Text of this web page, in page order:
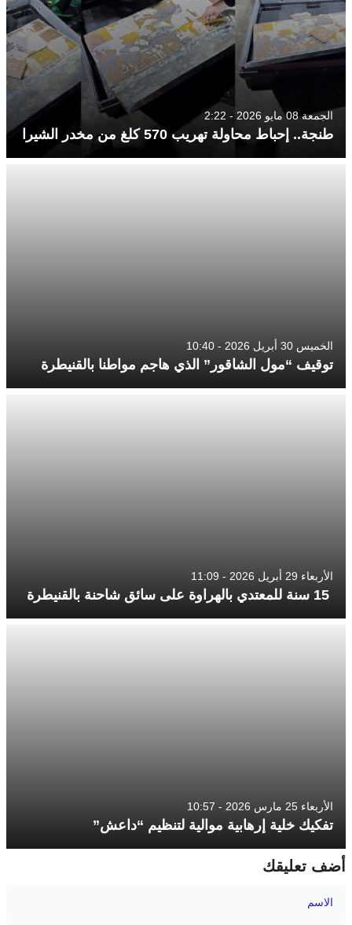
الجمعة 08 مايو 2026 - 2:22
طنجة.. إحباط محاولة تهريب 570 كلغ من مخدر الشيرا
الخميس 30 أبريل 2026 - 10:40
توقيف “مول الشاقور” الذي هاجم مواطنا بالقنيطرة
الأربعاء 29 أبريل 2026 - 11:09
الأربعاء 25 مارس 2026 - 10:57
تفكيك خلية إرهابية موالية لتنظيم “داعش”
أضف تعليقك